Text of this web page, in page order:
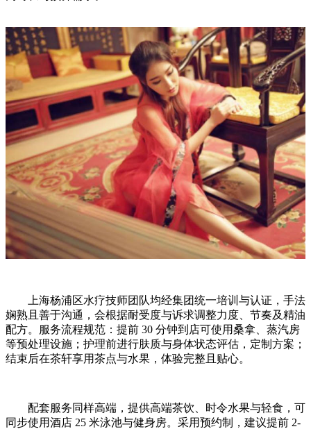
上海杨浦区水疗技师团队均经集团统一培训与认证，手法
娴熟且善于沟通，会根据耐受度与诉求调整力度、节奏及精油
配方。服务流程规范：提前 30 分钟到店可使用桑拿、蒸汽房
等预处理设施；护理前进行肤质与身体状态评估，定制方案；
结束后在茶轩享用茶点与水果，体验完整且贴心。
配套服务同样高端，提供高端茶饮、时令水果与轻食，可
同步使用酒店 25 米泳池与健身房。采用预约制，建议提前 2-